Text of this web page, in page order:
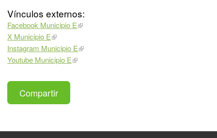
Vínculos externos:
Facebook Municipio E
X Municipio E
Instagram Municipio E
Youtube Municipio E
Compartir